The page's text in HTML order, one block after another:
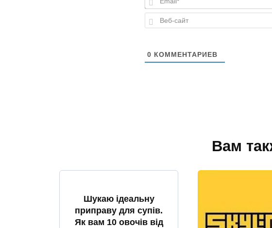
0 КОММЕНТАРИЕВ
Вам
Шукаю ідеальну
приправу для супів.
Як вам 10 овочів від